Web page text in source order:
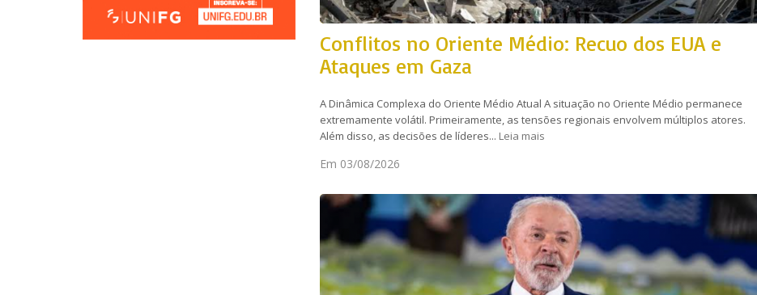
Conflitos no Oriente Médio: Recuo dos EUA e
Ataques em Gaza
A Dinâmica Complexa do Oriente Médio Atual A situação no Oriente Médio permanece
extremamente volátil. Primeiramente, as tensões regionais envolvem múltiplos atores.
Além disso, as decisões de líderes... Leia mais
Em 03/08/2026